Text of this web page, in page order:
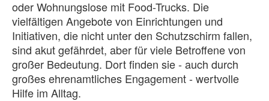
oder Wohnungslose mit Food-Trucks. Die
vielfältigen Angebote von Einrichtungen und
Initiativen, die nicht unter den Schutzschirm fallen,
sind akut gefährdet, aber für viele Betroffene von
großer Bedeutung. Dort finden sie - auch durch
großes ehrenamtliches Engagement - wertvolle
Hilfe im Alltag.